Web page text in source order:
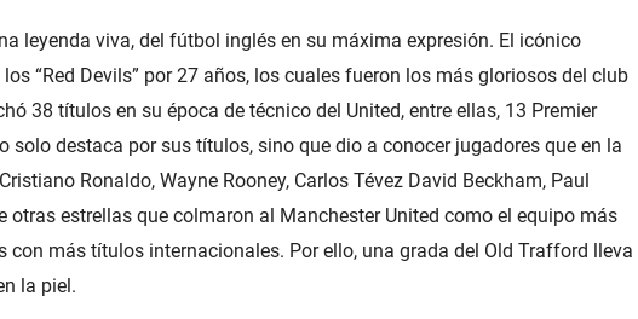
leyenda viva, del fútbol inglés en su máxima expresión. El icónico
“Red Devils” por 27 años, los cuales fueron los más gloriosos del club
38 títulos en su época de técnico del United, entre ellas, 13 Premier
solo destaca por sus títulos, sino que dio a conocer jugadores que en la
Ronaldo, Wayne Rooney, Carlos Tévez David Beckham, Paul
otras estrellas que colmaron al Manchester United como el equipo más
con más títulos internacionales. Por ello, una grada del Old Trafford lleva
la piel.